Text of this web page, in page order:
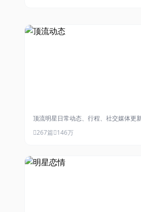
顶流明星日常动态、行程、社交媒体更
267篇 146万